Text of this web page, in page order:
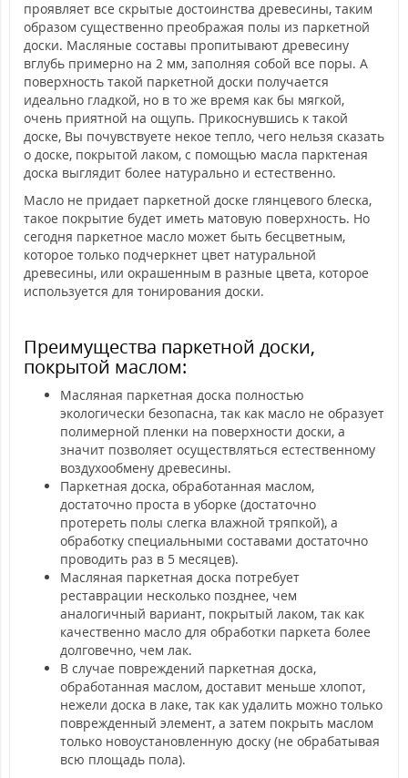
проявляет все скрытые достоинства древесины, таким
образом существенно преображая полы из паркетной
доски. Масляные составы пропитывают древесину
вглубь примерно на 2 мм, заполняя собой все поры. А
поверхность такой паркетной доски получается
идеально гладкой, но в то же время как бы мягкой,
очень приятной на ощупь. Прикоснувшись к такой
доске, Вы почувствуете некое тепло, чего нельзя сказать
о доске, покрытой лаком, с помощью масла парктеная
доска выглядит более натурально и естественно.
Масло не придает паркетной доске глянцевого блеска,
такое покрытие будет иметь матовую поверхность. Но
сегодня паркетное масло может быть бесцветным,
которое только подчеркнет цвет натуральной
древесины, или окрашенным в разные цвета, которое
используется для тонирования доски.
Преимущества паркетной доски,
покрытой маслом:
Масляная паркетная доска полностью
экологически безопасна, так как масло не образует
полимерной пленки на поверхности доски, а
значит позволяет осуществляться естественному
воздухообмену древесины.
Паркетная доска, обработанная маслом,
достаточно проста в уборке (достаточно
протереть полы слегка влажной тряпкой), а
обработку специальными составами достаточно
проводить раз в 5 месяцев).
Масляная паркетная доска потребует
реставрации несколько позднее, чем
аналогичный вариант, покрытый лаком, так как
качественно масло для обработки паркета более
долговечно, чем лак.
В случае повреждений паркетная доска,
обработанная маслом, доставит меньше хлопот,
нежели доска в лаке, так как удалить можно только
поврежденный элемент, а затем покрыть маслом
только новоустановленную доску (не обрабатывая
всю площадь пола).